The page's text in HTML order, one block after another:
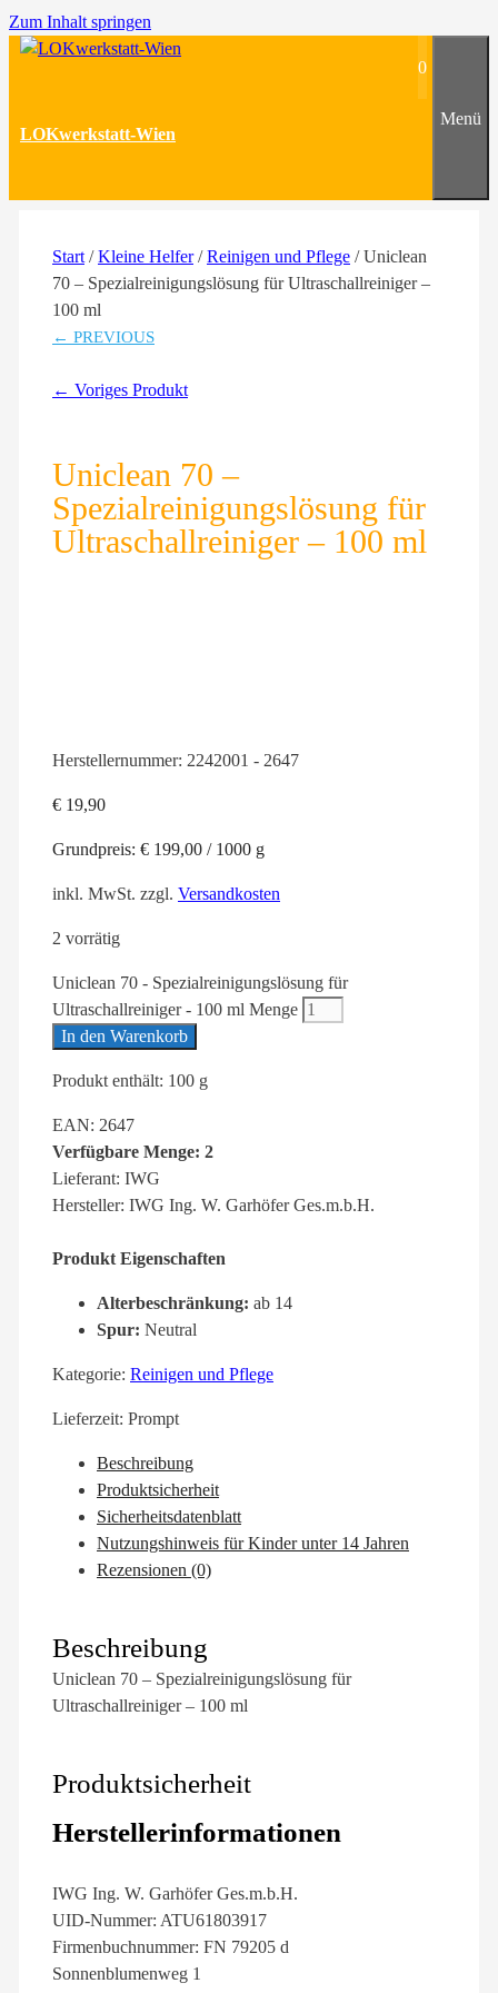
Zum Inhalt springen
LOKwerkstatt-Wien
0
Menü
Start /Kleine Helfer/Reinigen und Pflege / Uniclean
70 – Spezialreinigungslösung für Ultraschallreiniger –
100 ml
← PREVIOUS
← Voriges Produkt
Uniclean 70 –
Spezialreinigungslösung für
Ultraschallreiniger – 100 ml
Herstellernummer: 2242001 - 2647
€ 19,90
Grundpreis: € 199,00 / 1000 g
inkl. MwSt. zzgl. Versandkosten
2 vorrätig
Uniclean 70 - Spezialreinigungslösung für
Ultraschallreiniger - 100 ml Menge
In den Warenkorb
Produkt enthält: 100 g
EAN: 2647
Verfügbare Menge: 2
Lieferant: IWG
Hersteller: IWG Ing. W. Garhöfer Ges.m.b.H.
Produkt Eigenschaften
Alterbeschränkung: ab 14
Spur: Neutral
Kategorie: Reinigen und Pflege
Lieferzeit: Prompt
Beschreibung
Produktsicherheit
Sicherheitsdatenblatt
Nutzungshinweis für Kinder unter 14 Jahren
Rezensionen (0)
Beschreibung
Uniclean 70 – Spezialreinigungslösung für
Ultraschallreiniger – 100 ml
Produktsicherheit
Herstellerinformationen
IWG Ing. W. Garhöfer Ges.m.b.H.
UID-Nummer: ATU61803917
Firmenbuchnummer: FN 79205 d
Sonnenblumenweg 1